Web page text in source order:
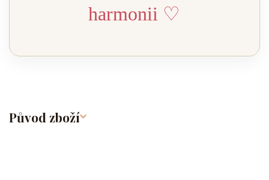
harmonii ♡
Původ zboží